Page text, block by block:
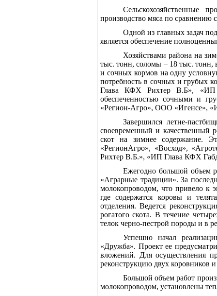
Сельскохозяйственные
производство мяса по
Одной из главных задач
является обеспечение
Хозяйствами района на
тыс. тонн, соломы – 18 тыс.
и сочных кормов на одну
потребность в сочных и грубых
Глава КФХ Рихтер В.Б»,
обеспеченностью сочными и
«Регион-Агро», ООО «Игенсе»,
Завершился летне-
своевременный и качественный
скот на зимнее содержание.
«РегионАгро», «Восход»,
Рихтер В.Б.», «ИП Глава КФХ
Ежегодно большой объем
«Аграрные традиции». За
молокопроводом, что привело к
где содержатся коровы и
отделения. Ведется
рогатого скота. В течение
телок черно-пестрой породы и в
Успешно начал
«Дружба». Проект ее
вложений. Для осуществления
реконструкцию двух коровников и
Большой объем работ
молокопроводом, установлены